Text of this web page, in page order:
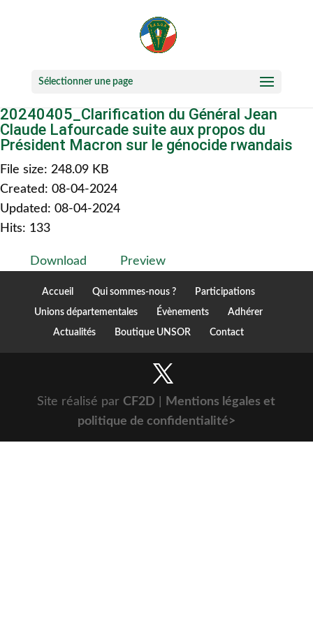
Sélectionner une page
20240405_Clarification du Général Jean
Claude Lafourcade suite aux propos du
Président Macron sur le génocide rwandais
File size: 248.09 KB
Created: 08-04-2024
Updated: 08-04-2024
Hits: 133
Download Preview
Accueil Qui sommes-nous ? Participations
Unions départementales Évènements Adhérer
Actualités Boutique UNSOR Contact
Site réalisé par CF2D
Mentions légales et
politique de confidentialité>